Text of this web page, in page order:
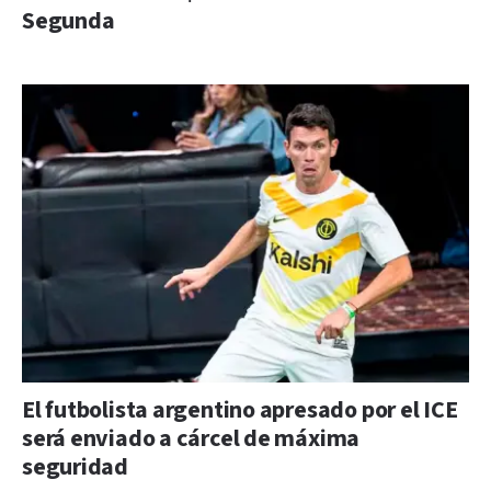
Segunda
El futbolista argentino apresado por el ICE
será enviado a cárcel de máxima
seguridad